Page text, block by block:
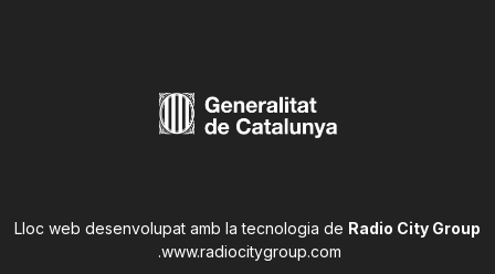
Lloc web desenvolupat amb la tecnologia de Radio City Group
www.radiocitygroup.com
.